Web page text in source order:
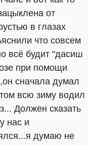
от
в глазах
что совсем
всё будит "дасиш
при помощи
сначала думал
всю зиму водил
Должен сказать
нас и
думаю не